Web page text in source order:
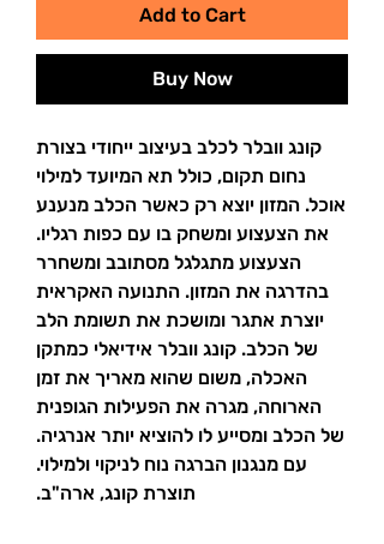
Add to Cart
Buy Now
קונג וובלר לכלב בעיצוב ייחודי בצורת
נחום תקום, כולל תא המיועד למילוי
אוכל. המזון יוצא רק כאשר הכלב מנענע
את הצעצוע ומשחק בו עם כפות רגליו.
הצעצוע מתגלגל מסתובב ומשחרר
בהדרגה את המזון. התנועה האקראית
יוצרת אתגר ומושכת את תשומת הלב
של הכלב. קונג וובלר אידיאלי כמתקן
האכלה, משום שהוא מאריך את זמן
הארוחה, מגרה את הפעילות הגופנית
של הכלב ומסייע לו להוציא יותר אנרגיה.
עם מנגנון הברגה נוח לניקוי ולמילוי.
תוצרת קונג, ארה"ב.